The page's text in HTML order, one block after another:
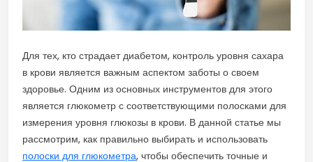
Для тех, кто страдает диабетом, контроль уровня сахара
в крови является важным аспектом заботы о своем
здоровье. Одним из основных инструментов для этого
является глюкометр с соответствующими полосками для
измерения уровня глюкозы в крови. В данной статье мы
рассмотрим, как правильно выбирать и использовать
полоски для глюкометра, чтобы обеспечить точные и